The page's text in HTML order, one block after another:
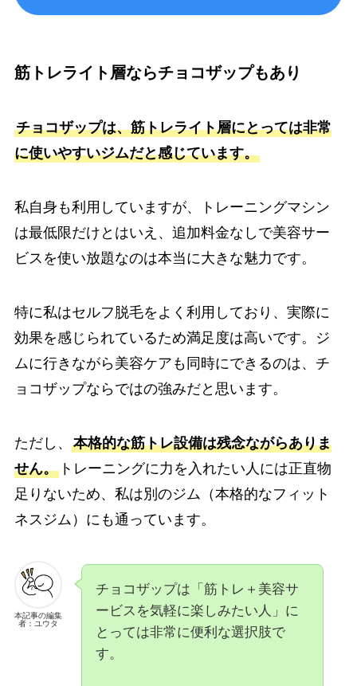
筋トレライト層ならチョコザップもあり
チョコザップは、筋トレライト層にとっては非常
に使いやすいジムだと感じています。
私自身も利用していますが、トレーニングマシン
は最低限だけとはいえ、追加料金なしで美容サー
ビスを使い放題なのは本当に大きな魅力です。
特に私はセルフ脱毛をよく利用しており、実際に
効果を感じられているため満足度は高いです。ジ
ムに行きながら美容ケアも同時にできるのは、チ
ョコザップならではの強みだと思います。
ただし、 本格的な筋トレ設備は残念ながらありま
せん。トレーニングに力を入れたい人には正直物
足りないため、私は別のジム（本格的なフィット
ネスジム）にも通っています。
本記事の編集
者：ユウタ
チョコザップは「筋トレ＋美容サ
ービスを気軽に楽しみたい人」に
とっては非常に便利な選択肢で
す。